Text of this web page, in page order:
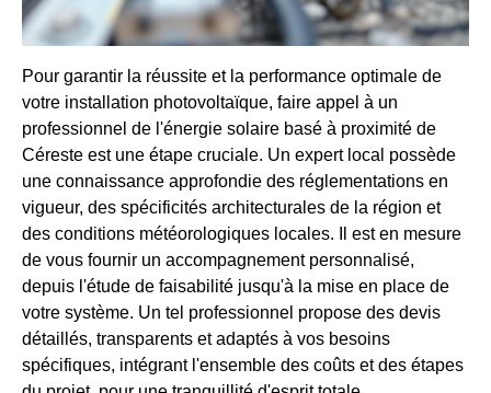
Pour garantir la réussite et la performance optimale de
votre installation photovoltaïque, faire appel à un
professionnel de l'énergie solaire basé à proximité de
Céreste est une étape cruciale. Un expert local possède
une connaissance approfondie des réglementations en
vigueur, des spécificités architecturales de la région et
des conditions météorologiques locales. Il est en mesure
de vous fournir un accompagnement personnalisé,
depuis l'étude de faisabilité jusqu'à la mise en place de
votre système. Un tel professionnel propose des devis
détaillés, transparents et adaptés à vos besoins
spécifiques, intégrant l'ensemble des coûts et des étapes